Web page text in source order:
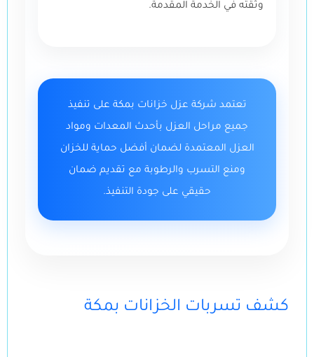
وثقته في الخدمة المقدمة.
تعتمد شركة عزل خزانات بمكة على تنفيذ
جميع مراحل العزل بأحدث المعدات ومواد
العزل المعتمدة لضمان أفضل حماية للخزان
ومنع التسرب والرطوبة مع تقديم ضمان
حقيقي على جودة التنفيذ.
كشف تسربات الخزانات بمكة